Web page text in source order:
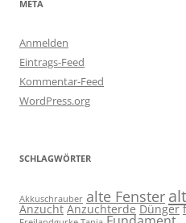
META
Anmelden
Eintrags-Feed
Kommentar-Feed
WordPress.org
SCHLAGWÖRTER
Akkuschrauber alte Fenster
Anzucht Anzuchterde Dünger